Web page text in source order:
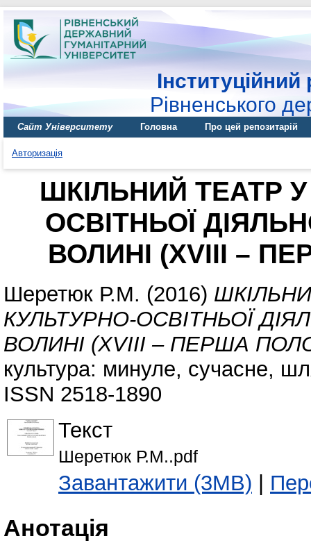
Інституційний
Рівненського
Сайт Університету Головна Про цей репозитарій
Авторизація
ШКІЛЬНИЙ ТЕАТР
ОСВІТНЬОЇ
ВОЛИНІ (ХVІІІ –
Шеретюк Р.М. (2016)
КУЛЬТУРНО-ОСВІТНЬОЇ
ВОЛИНІ (ХVІІІ – ПЕРША
культура: минуле, сучасне,
ISSN 2518-1890
Текст
Шеретюк Р.М..pdf
Завантажити (3MB) |
Анотація